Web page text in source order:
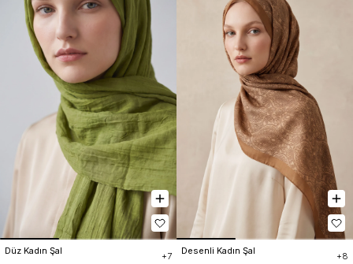
Düz Kadın Şal
+7
Desenli Kadın Şal
+8